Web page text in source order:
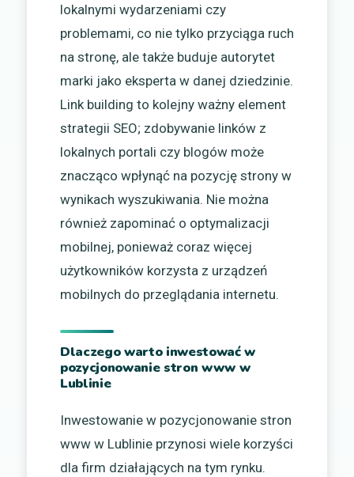
lokalnymi wydarzeniami czy
problemami, co nie tylko przyciąga ruch
na stronę, ale także buduje autorytet
marki jako eksperta w danej dziedzinie.
Link building to kolejny ważny element
strategii SEO; zdobywanie linków z
lokalnych portali czy blogów może
znacząco wpłynąć na pozycję strony w
wynikach wyszukiwania. Nie można
również zapominać o optymalizacji
mobilnej, ponieważ coraz więcej
użytkowników korzysta z urządzeń
mobilnych do przeglądania internetu.
Dlaczego warto inwestować w
pozycjonowanie stron www w
Lublinie
Inwestowanie w pozycjonowanie stron
www w Lublinie przynosi wiele korzyści
dla firm działających na tym rynku.